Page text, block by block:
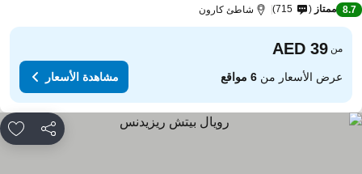
8.7 ممتاز 715 شاطئ كارون
من
عرض الأسعار من6 مواقع مشاهدة الأسعار
مشاركة